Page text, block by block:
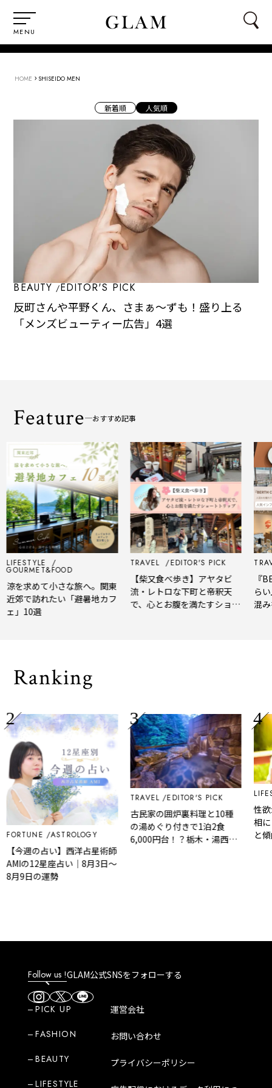
MENU
HOME › SHISEIDO MEN
新着順 人気順
BEAUTY EDITOR'S PICK
反町さんや平野くん、さまぁ～ずも！盛り上る
「メンズビューティー広告」4選
Feature おすすめ記事
LIFESTYLE
GOURMET&FOOD
涼を求めて小さな旅へ。関東
近郊で訪れたい「避暑地カフ
ェ」10選
TRAVEL EDITOR'S PICK
【柴又食べ歩き】アヤタビ
流・レトロな下町と帝釈天
で、心とお腹を満たすショー
『
ら
混
Ranking
FORTUNE ASTROLOGY
【今週の占い】西洋占星術師
AMIの12星座占い｜8月3日～
8月9日の運勢
TRAVEL EDITOR'S PICK
古民家の囲炉裏料理と10種
の湯めぐり付きで1泊2食
6,000円台！？栃木・湯西川
性
相
と
Follow us !GLAM公式SNSをフォローする
PICK UP
FASHION
BEAUTY
LIFESTYLE
運営会社
お問い合わせ
プライバシーポリシー